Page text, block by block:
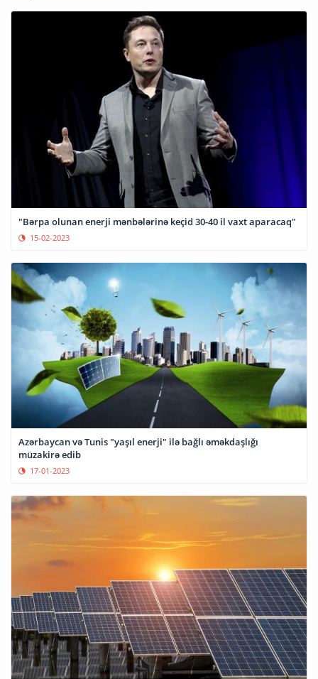
"Bərpa olunan enerji mənbələrinə keçid 30-40 il vaxt aparacaq"
15-02-2023
Azərbaycan və Tunis "yaşıl enerji" ilə bağlı əməkdaşlığı
müzakirə edib
17-01-2023